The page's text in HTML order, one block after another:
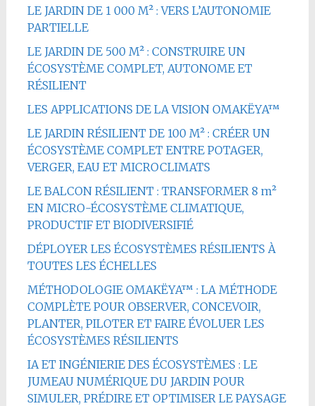
LE JARDIN DE 1 000 M² : VERS L’AUTONOMIE
PARTIELLE
LE JARDIN DE 500 M² : CONSTRUIRE UN
ÉCOSYSTÈME COMPLET, AUTONOME ET
RÉSILIENT
LES APPLICATIONS DE LA VISION OMAKËYA™
LE JARDIN RÉSILIENT DE 100 M² : CRÉER UN
ÉCOSYSTÈME COMPLET ENTRE POTAGER,
VERGER, EAU ET MICROCLIMATS
LE BALCON RÉSILIENT : TRANSFORMER 8 m²
EN MICRO-ÉCOSYSTÈME CLIMATIQUE,
PRODUCTIF ET BIODIVERSIFIÉ
DÉPLOYER LES ÉCOSYSTÈMES RÉSILIENTS À
TOUTES LES ÉCHELLES
MÉTHODOLOGIE OMAKËYA™ : LA MÉTHODE
COMPLÈTE POUR OBSERVER, CONCEVOIR,
PLANTER, PILOTER ET FAIRE ÉVOLUER LES
ÉCOSYSTÈMES RÉSILIENTS
IA ET INGÉNIERIE DES ÉCOSYSTÈMES : LE
JUMEAU NUMÉRIQUE DU JARDIN POUR
SIMULER, PRÉDIRE ET OPTIMISER LE PAYSAGE